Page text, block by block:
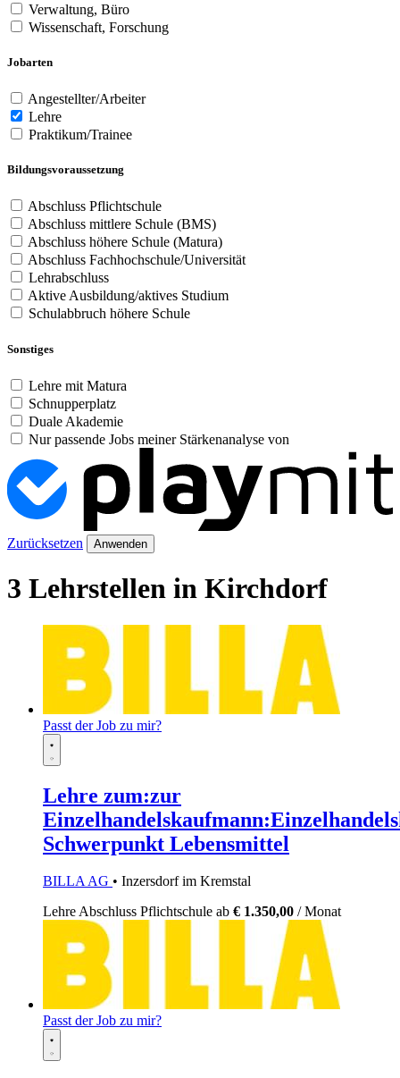
Verwaltung, Büro
Wissenschaft, Forschung
Jobarten
Angestellter/Arbeiter
Lehre
Praktikum/Trainee
Bildungsvoraussetzung
Abschluss Pflichtschule
Abschluss mittlere Schule (BMS)
Abschluss höhere Schule (Matura)
Abschluss Fachhochschule/Universität
Lehrabschluss
Aktive Ausbildung/aktives Studium
Schulabbruch höhere Schule
Sonstiges
Lehre mit Matura
Schnupperplatz
Duale Akademie
Nur passende Jobs meiner Stärkenanalyse von
Zurücksetzen Anwenden
3 Lehrstellen in Kirchdorf
Passt der Job zu mir?
Lehre zum:zur
Schwerpunkt Lebensmittel
BILLA AG • Inzersdorf im Kremstal
LehreAbschluss Pflichtschule ab € 1.350,00 / Monat
Passt der Job zu mir?